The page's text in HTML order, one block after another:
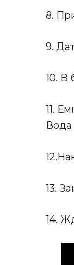
8.
9.
10. В
11.
13.
14.